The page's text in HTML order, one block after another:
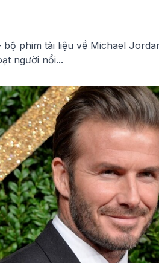
bộ phim tài liệu về Michael
người nổi...